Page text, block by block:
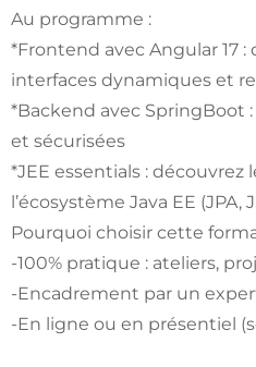
Au programme :
*Frontend avec Angular 17 :
interfaces dynamiques et
*Backend avec SpringBoot
et sécurisées
*JEE essentials : découvrez
l’écosystème Java EE (JPA,
Pourquoi choisir cette
-100% pratique : ateliers,
-Encadrement par un
-En ligne ou en présentiel